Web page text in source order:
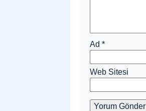
Ad *
Web Sitesi
Yorum Gönder